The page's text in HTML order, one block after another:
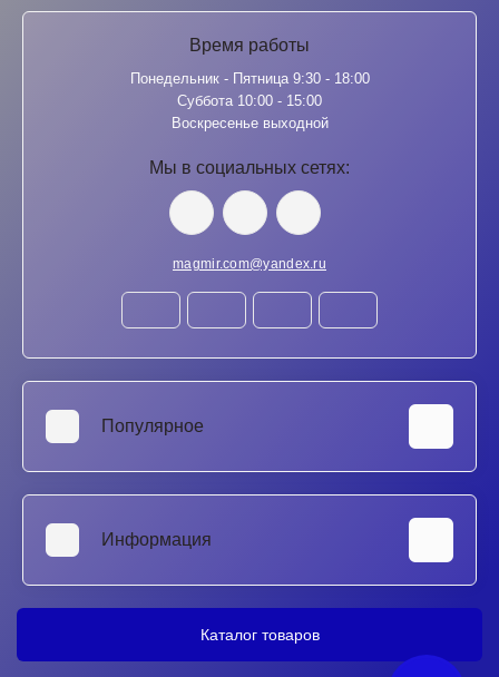
Время работы
Понедельник - Пятница 9:30 - 18:00
Суббота 10:00 - 15:00
Воскресенье выходной
Мы в социальных сетях:
magmir.com@yandex.ru
Популярное
Клавиатуры для ноутбуков
Блоки питания для ноутбуков
Тестеры/Мультиметры
Информация
Ремонт Xbox в Ростове-на-Дону
Гарантия
Каталог товаров